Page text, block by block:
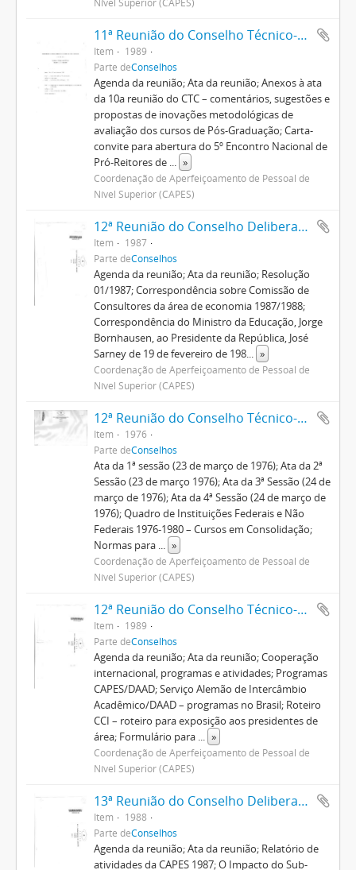
11ª Reunião do Conselho Técnico-Científico
Item
1989
Parte deConselhos
Agenda da reunião; Ata da reunião; Anexos à ata
da 10a reunião do CTC – comentários, sugestões e
propostas de inovações metodológicas de
avaliação dos cursos de Pós-Graduação; Carta-
convite para abertura do 5º Encontro Nacional de
Pró-Reitores de ... »
Coordenação de Aperfeiçoamento de Pessoal de
Nível Superior (CAPES)
12ª Reunião do Conselho Deliberativo
Item
1987
Parte deConselhos
Agenda da reunião; Ata da reunião; Resolução
01/1987; Correspondência sobre Comissão de
Consultores da área de economia 1987/1988;
Correspondência do Ministro da Educação, Jorge
Bornhausen, ao Presidente da República, José
Sarney de 19 de fevereiro de 198... »
Coordenação de Aperfeiçoamento de Pessoal de
Nível Superior (CAPES)
12ª Reunião do Conselho Técnico-Administrativo
Item
1976
Parte deConselhos
Ata da 1ª sessão (23 de março de 1976); Ata da 2ª
Sessão (23 de março 1976); Ata da 3ª Sessão (24 de
março de 1976); Ata da 4ª Sessão (24 de março de
1976); Quadro de Instituições Federais e Não
Federais 1976-1980 – Cursos em Consolidação;
Normas para ... »
Coordenação de Aperfeiçoamento de Pessoal de
Nível Superior (CAPES)
12ª Reunião do Conselho Técnico-Científico
Item
1989
Parte deConselhos
Agenda da reunião; Ata da reunião; Cooperação
internacional, programas e atividades; Programas
CAPES/DAAD; Serviço Alemão de Intercâmbio
Acadêmico/DAAD – programas no Brasil; Roteiro
CCI – roteiro para exposição aos presidentes de
área; Formulário para ... »
Coordenação de Aperfeiçoamento de Pessoal de
Nível Superior (CAPES)
13ª Reunião do Conselho Deliberativo
Item
1988
Parte deConselhos
Agenda da reunião; Ata da reunião; Relatório de
atividades da CAPES 1987; O Impacto do Sub-